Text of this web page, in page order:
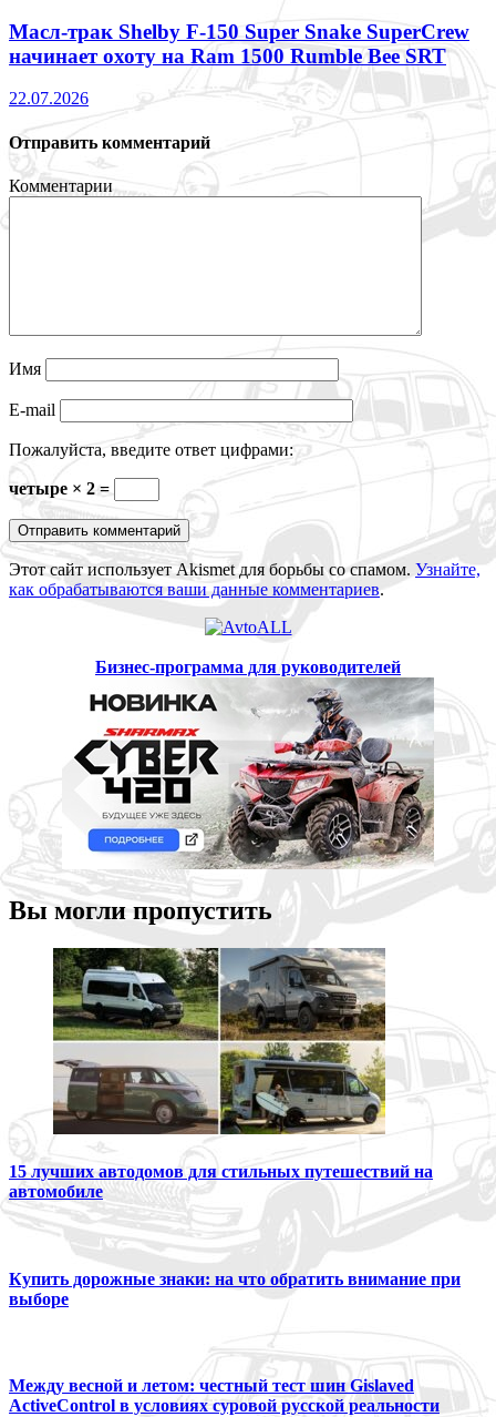
Масл-трак Shelby F-150 Super Snake SuperCrew
начинает охоту на Ram 1500 Rumble Bee SRT
22.07.2026
Отправить комментарий
Комментарии
Имя
E-mail
Пожалуйста, введите ответ цифрами:
четыре × 2 =
Этот сайт использует Akismet для борьбы со спамом. Узнайте,
как обрабатываются ваши данные комментариев.
Бизнес-программа для руководителей
Вы могли пропустить
15 лучших автодомов для стильных путешествий на
автомобиле
Купить дорожные знаки: на что обратить внимание при
выборе
Между весной и летом: честный тест шин Gislaved
ActiveControl в условиях суровой русской реальности